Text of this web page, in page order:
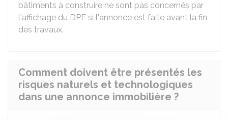
bâtiments à construire ne sont pas concernés par
l'affichage du DPE si l'annonce est faite avant la fin
des travaux.
Comment doivent être présentés les
risques naturels et technologiques
dans une annonce immobilière ?